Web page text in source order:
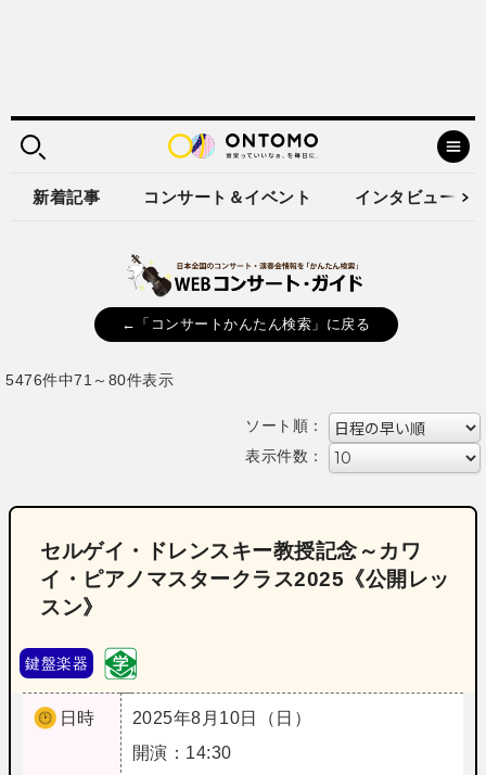
新着記事 コンサート＆イベント インタビュー
←「コンサートかんたん検索」に戻る
5476件中71～80件表示
ソート順：
表示件数：
セルゲイ・ドレンスキー教授記念～カワ
イ・ピアノマスタークラス2025《公開レッ
スン》
鍵盤楽器
日時
2025年8月10日（日）
開演：14:30